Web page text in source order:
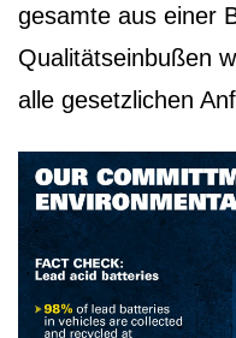
gesamte aus einer
Qualitätseinbußen
alle gesetzlichen